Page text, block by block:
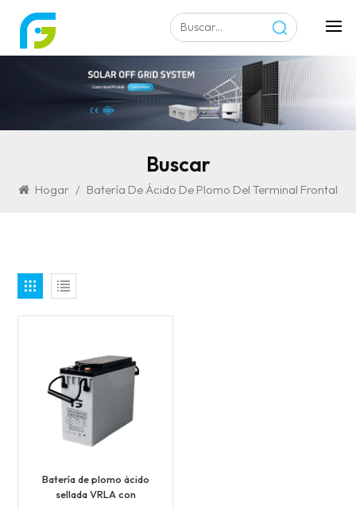
Buscar
Hogar / Batería De Ácido De Plomo Del Terminal Frontal
Batería de plomo ácido
sellada VRLA con